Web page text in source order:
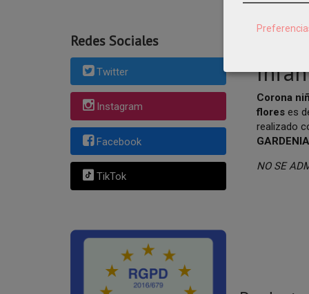
Redes Sociales
Twitter
Instagram
Facebook
TikTok
Corona
floreses
realizado
GARDENIA
NO SE